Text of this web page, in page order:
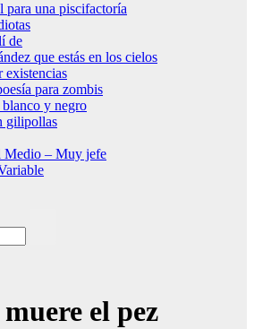
para una piscifactoría
de
que estás en los cielos
existencias
para zombis
y negro
gilipollas
Medio – Muy jefe
el pez